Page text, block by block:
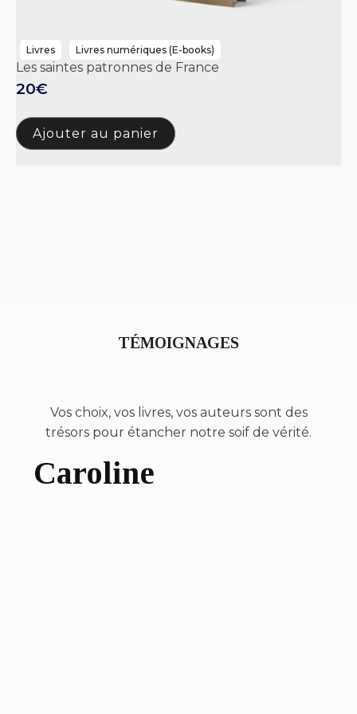
Livres Livres numériques (E-books)
Les saintes patronnes de France
20€
Ajouter au panier
TÉMOIGNAGES
Vos choix, vos livres, vos auteurs sont des
trésors pour étancher notre soif de vérité.
Caroline